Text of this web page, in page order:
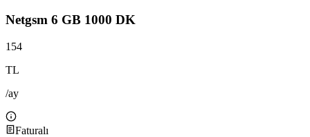
Netgsm 6 GB 1000 DK
154
TL
/ay
Faturalı